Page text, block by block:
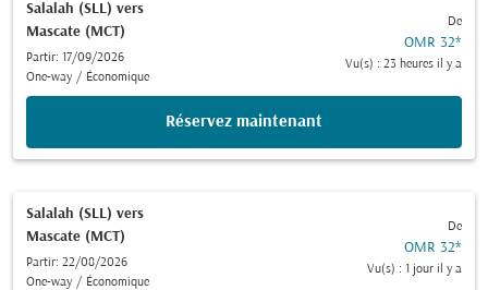
Salalah (SLL) vers
Mascate (MCT)
Partir: 17/09/2026
One-way / Économique
De
OMR 32*
Vu(s) : 23 heures il y a
Réservez maintenant
Salalah (SLL) vers
Mascate (MCT)
Partir: 22/08/2026
One-way / Économique
De
OMR 32*
Vu(s) : 1 jour il y a